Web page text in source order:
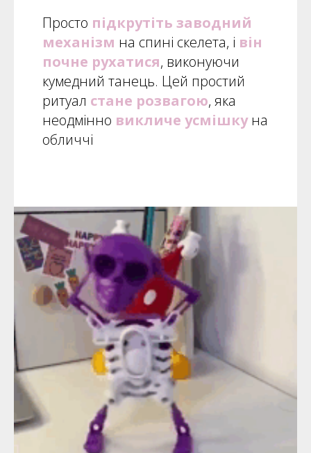
Просто підкрутіть заводний
механізм на спині скелета, і він
почне рухатися, виконуючи
кумедний танець. Цей простий
ритуал стане розвагою, яка
неодмінно викличе усмішкуна
обличчі